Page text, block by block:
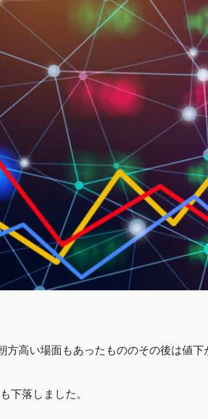
方高い場面もあったもののその後は値
下落しました。